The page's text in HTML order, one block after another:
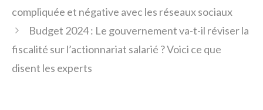
compliquée et négative avec les réseaux sociaux
Budget 2024 : Le gouvernement va-t-il réviser la
fiscalité sur l’actionnariat salarié ? Voici ce que
disent les experts